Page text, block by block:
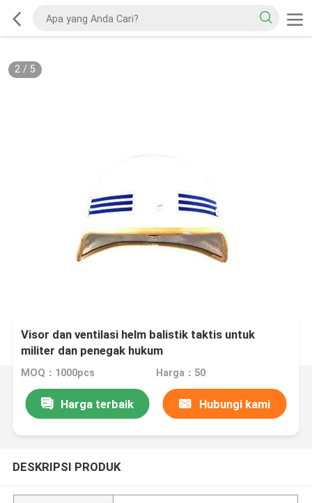
2/ 5
Visor dan ventilasi helm balistik taktis untuk
militer dan penegak hukum
MOQ：1000pcs Harga：50
Harga terbaik Hubungi kami
DESKRIPSI PRODUK